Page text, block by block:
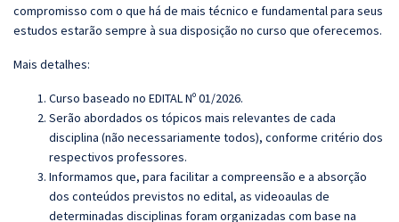
compromisso com o que há de mais técnico e fundamental para seus
estudos estarão sempre à sua disposição no curso que oferecemos.
Mais detalhes:
Curso baseado no EDITAL Nº 01/2026.
Serão abordados os tópicos mais relevantes de cada
disciplina (não necessariamente todos), conforme critério dos
respectivos professores.
Informamos que, para facilitar a compreensão e a absorção
dos conteúdos previstos no edital, as videoaulas de
determinadas disciplinas foram organizadas com base na